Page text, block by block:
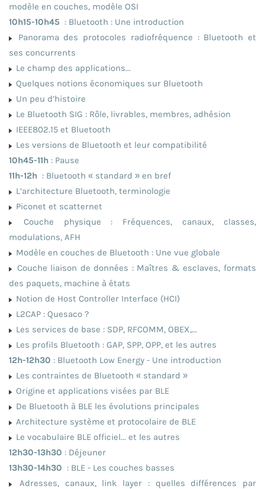
modèle en couches, modèle OSI
10h15-10h45 : Bluetooth : Une introduction
Panorama des protocoles radiofréquence : Bluetooth et
ses concurrents
Le champ des applications...
Quelques notions économiques sur Bluetooth
Un peu d’histoire
Le Bluetooth SIG : Rôle, livrables, membres, adhésion
IEEE802.15 et Bluetooth
Les versions de Bluetooth et leur compatibilité
10h45-11h : Pause
11h-12h : Bluetooth « standard » en bref
L’architecture Bluetooth, terminologie
Piconet et scatternet
Couche physique : Fréquences, canaux, classes,
modulations, AFH
Modèle en couches de Bluetooth : Une vue globale
Couche liaison de données : Maîtres & esclaves, formats
des paquets, machine à états
Notion de Host Controller Interface (HCI)
L2CAP : Quesaco ?
Les services de base : SDP, RFCOMM, OBEX,...
Les profils Bluetooth : GAP, SPP, OPP, et les autres
12h-12h30 : Bluetooth Low Energy - Une introduction
Les contraintes de Bluetooth « standard »
Origine et applications visées par BLE
De Bluetooth à BLE les évolutions principales
Architecture système et protocolaire de BLE
Le vocabulaire BLE officiel... et les autres
12h30-13h30 : Déjeuner
13h30-14h30 : BLE - Les couches basses
Adresses, canaux, link layer : quelles différences par